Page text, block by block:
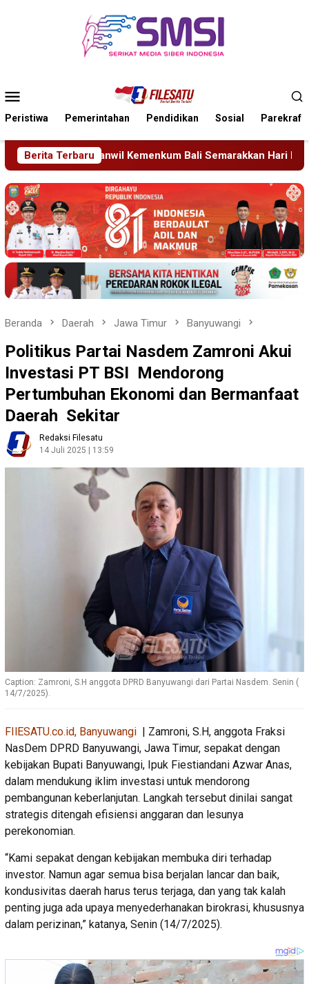
Mobile
Peristiwa Pemerintahan Pendidikan Sosial Parekraf
Berita Terbaru
Semarakkan Hari Pengayoman ke-81 Tragedi Proyek
Beranda Daerah Jawa Timur Banyuwangi
Politikus Partai Nasdem Zamroni Akui
Investasi PT BSI Mendorong
Pertumbuhan Ekonomi dan Bermanfaat
Daerah Sekitar
Redaksi Filesatu
14 Juli 2025 | 13:59
Caption: Zamroni, S.H anggota DPRD Banyuwangi dari Partai Nasdem. Senin (
14/7/2025).
FIlESATU.co.id, Banyuwangi | Zamroni, S.H, anggota Fraksi
NasDem DPRD Banyuwangi, Jawa Timur, sepakat dengan
kebijakan Bupati Banyuwangi, Ipuk Fiestiandani Azwar Anas,
dalam mendukung iklim investasi untuk mendorong
pembangunan keberlanjutan. Langkah tersebut dinilai sangat
strategis ditengah efisiensi anggaran dan lesunya
perekonomian.
“Kami sepakat dengan kebijakan membuka diri terhadap
investor. Namun agar semua bisa berjalan lancar dan baik,
kondusivitas daerah harus terus terjaga, dan yang tak kalah
penting juga ada upaya menyederhanakan birokrasi, khususnya
dalam perizinan,” katanya, Senin (14/7/2025).